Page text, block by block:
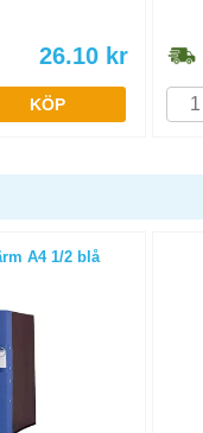
26.10 kr
KÖP
A4 1/2 blå